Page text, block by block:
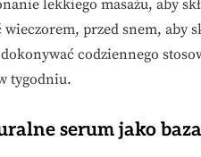
lekkiego masażu, aby
wieczorem, przed snem, aby
codziennego
tygodniu.
serum jako